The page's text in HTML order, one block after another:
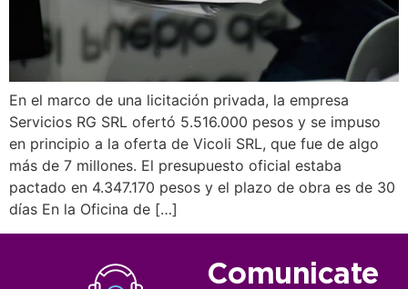
En el marco de una licitación privada, la empresa
Servicios RG SRL ofertó 5.516.000 pesos y se impuso
en principio a la oferta de Vicoli SRL, que fue de algo
más de 7 millones. El presupuesto oficial estaba
pactado en 4.347.170 pesos y el plazo de obra es de 30
días En la Oficina de […]
Comunicate